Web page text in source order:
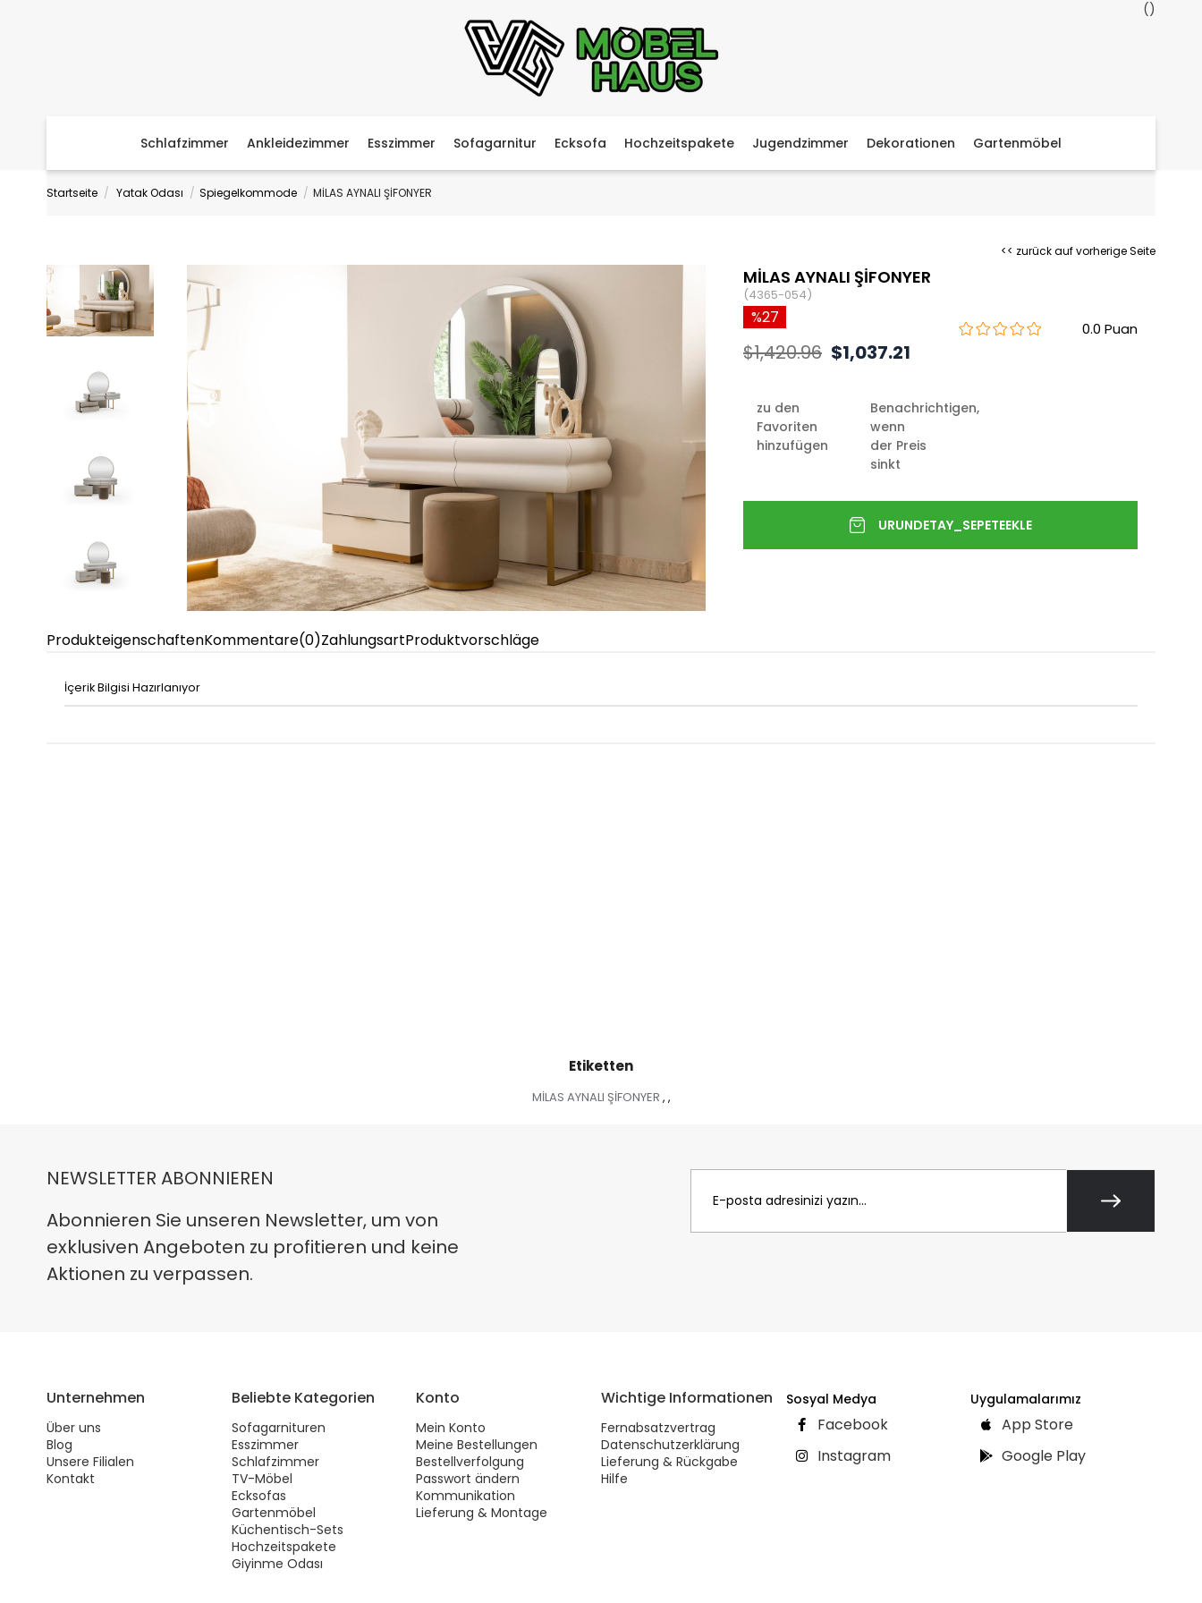
Schlafzimmer Ankleidezimmer Esszimmer Sofagarnitur Ecksofa Hochzeitspakete Jugendzimmer Dekorationen Gartenmöbel
Startseite Yatak Odası Spiegelkommode MİLAS AYNALI ŞİFONYER
<< zurück auf vorherige Seite
MİLAS AYNALI ŞİFONYER
(4365-054)
0.0
27
$1,420.96 $1,037.21
zu den
Favoriten
hinzufügen
Benachrichtigen,
wenn
der Preis
sinkt
ProdukteigenschaftenKommentare(0)ZahlungsartProduktvorschläge
İçerik Bilgisi Hazırlanıyor
Etiketten
MİLAS AYNALI ŞİFONYER , ,
NEWSLETTER ABONNIEREN
Abonnieren Sie unseren Newsletter, um von
exklusiven Angeboten zu profitieren und keine
Aktionen zu verpassen.
Unternehmen
Über uns
Blog
Unsere Filialen
Kontakt
Beliebte Kategorien
Sofagarnituren
Esszimmer
Schlafzimmer
TV-Möbel
Ecksofas
Gartenmöbel
Küchentisch-Sets
Hochzeitspakete
Giyinme Odası
Konto
Mein Konto
Meine Bestellungen
Bestellverfolgung
Passwort ändern
Kommunikation
Lieferung & Montage
Wichtige Informationen
Fernabsatzvertrag
Datenschutzerklärung
Lieferung & Rückgabe
Hilfe
Sosyal Medya
Facebook
Instagram
Uygulamalarımız
App Store
Google Play